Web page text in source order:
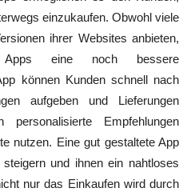
einzukaufen. Obwohl viele
ihrer Websites anbieten,
eine noch bessere
können Kunden schnell nach
aufgeben und Lieferungen
Empfehlungen
nutzen. Eine gut gestaltete App
und ihnen ein nahtloses
nur das Einkaufen wird durch